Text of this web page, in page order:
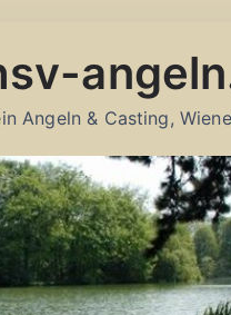
Angeln & Casting,